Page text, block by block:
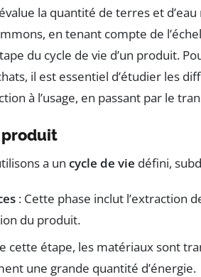
la quantité de terres et
en tenant compte de
du cycle de vie d’un produit.
il est essentiel d’étudier les
à l’usage, en passant par le
produit
a un cycle de vie défini,
: Cette phase inclut l’extraction
du produit.
cette étape, les matériaux sont
une grande quantité d’énergie.